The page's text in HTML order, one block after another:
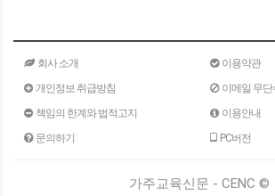
회사 소개
이용약관
개인정보 취급방침
이메일 무
책임의 한계와 법적고지
이용안내
문의하기
PC버전
가주교육신문 - CENC ©